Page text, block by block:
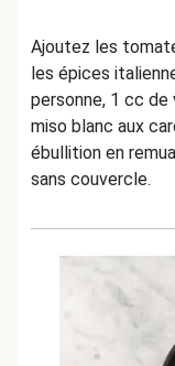
Ajoutez les
les épices
personne, 1 cc
miso blanc aux
ébullition en
sans couvercle.